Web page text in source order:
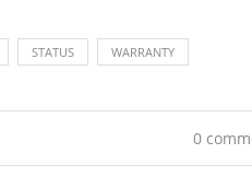
STATUS WARRANTY
0